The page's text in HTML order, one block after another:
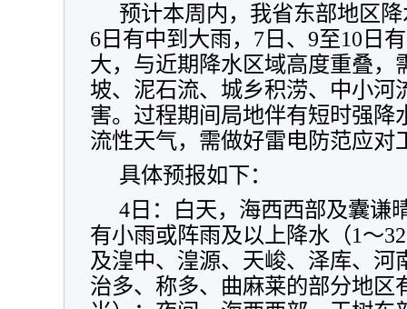
预计本周内，我省东部地区
6日有中到大雨，7日、9至10日
大，与近期降水区域高度重叠，
坡、泥石流、城乡积涝、中小河
害。过程期间局地伴有短时强降
流性天气，需做好雷电防范应对
具体预报如下：
4日：白天，海西西部及囊谦
有小雨或阵雨及以上降水（1～
及湟中、湟源、天峻、泽库、河
治多、称多、曲麻莱的部分地区